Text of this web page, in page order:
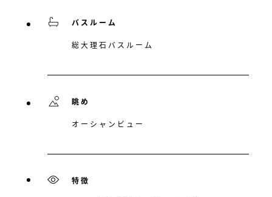
バスルーム
総大理石バスルーム
眺め
オーシャンビュー
特徴